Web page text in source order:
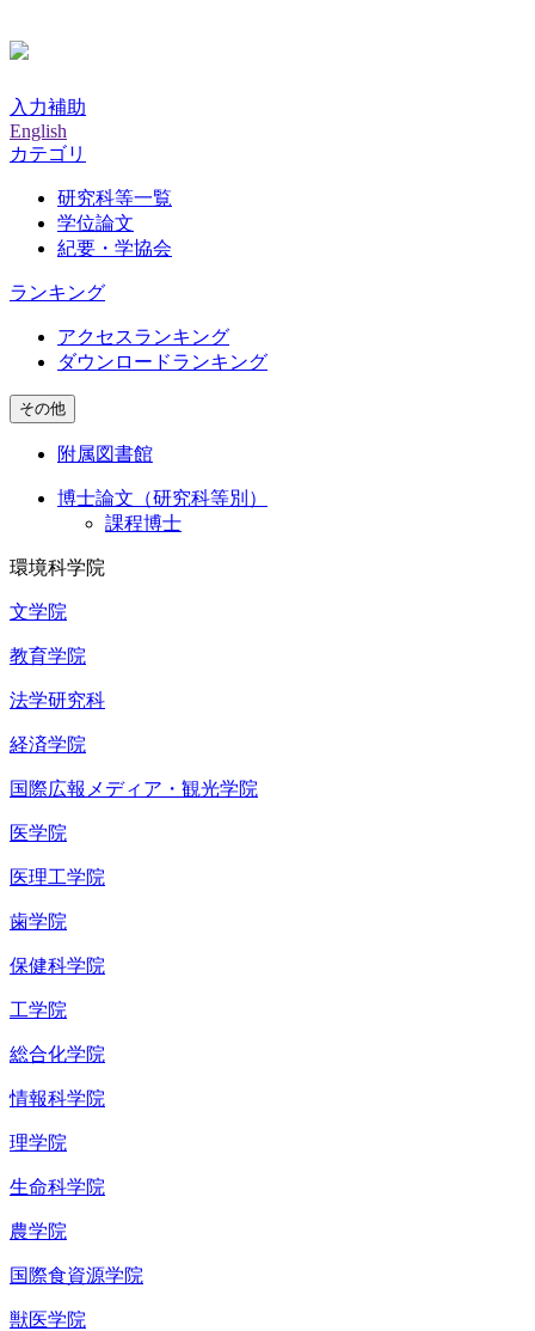
入力補助
English
カテゴリ
研究科等一覧
学位論文
紀要・学協会
ランキング
アクセスランキング
ダウンロードランキング
その他
附属図書館
博士論文（研究科等別）
課程博士
環境科学院
文学院
教育学院
法学研究科
経済学院
国際広報メディア・観光学院
医学院
医理工学院
歯学院
保健科学院
工学院
総合化学院
情報科学院
理学院
生命科学院
農学院
国際食資源学院
獣医学院